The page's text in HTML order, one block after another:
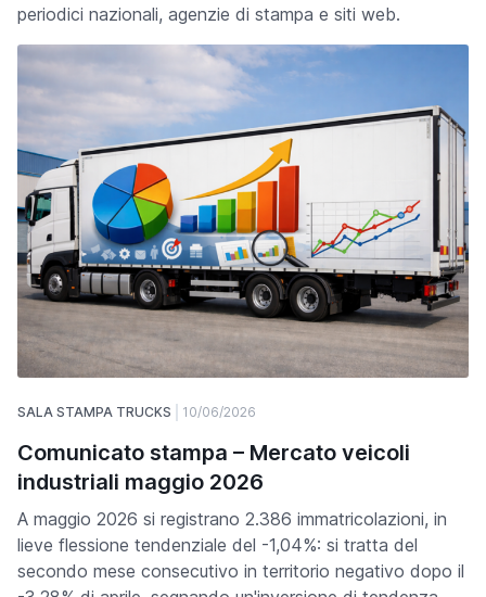
periodici nazionali, agenzie di stampa e siti web.
SALA STAMPA TRUCKS 10/06/2026
Comunicato stampa – Mercato veicoli
industriali maggio 2026
A maggio 2026 si registrano 2.386 immatricolazioni, in
lieve flessione tendenziale del -1,04%: si tratta del
secondo mese consecutivo in territorio negativo dopo il